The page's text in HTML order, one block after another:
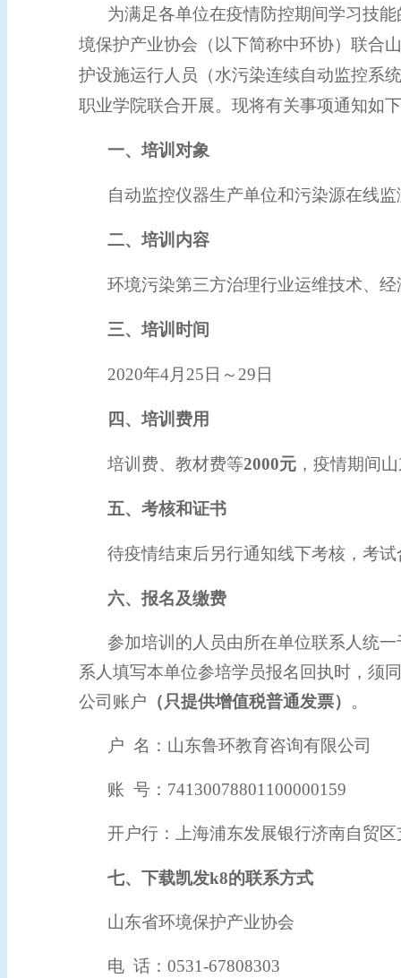
为满足各单位在疫情防控期间学习技
境保护产业协会（以下简称中环协）联合
护设施运行人员（水污染连续自动监控系
职业学院联合开展。现将有关事项通知如
一、培训对象
自动监控仪器生产单位和污染源在线
二、培训内容
环境污染第三方治理行业运维技术、
三、培训时间
2020年4月25 日～29 日
四、培训费用
培训费、 教材费等2000元 ，疫情期间
五、考核和证书
待疫情结束后另行通知线下考核， 考试
六、报名及缴费
参加培训的人员由所在单位联系人统一
系人填写本单位参培学员报名回执时，须
公司 账户 （只提供增值税普通发票） 。
户 名：山东鲁环教育咨询有限公司
账 号：74130078801100000159
开户行：上海浦东发展银行济南自贸区
七、下载凯发k8的联系方式
山东省环境保护产业协会
电 话： 0531-67808303